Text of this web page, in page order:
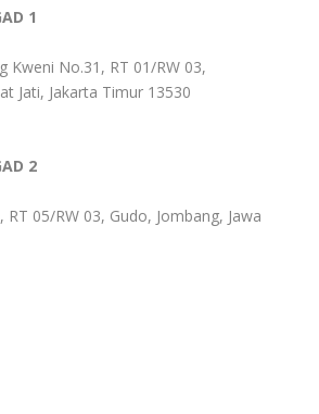
1
Kweni No.31, RT 01/RW 03,
Jati, Jakarta Timur 13530
2
RT 05/RW 03, Gudo, Jombang, Jawa